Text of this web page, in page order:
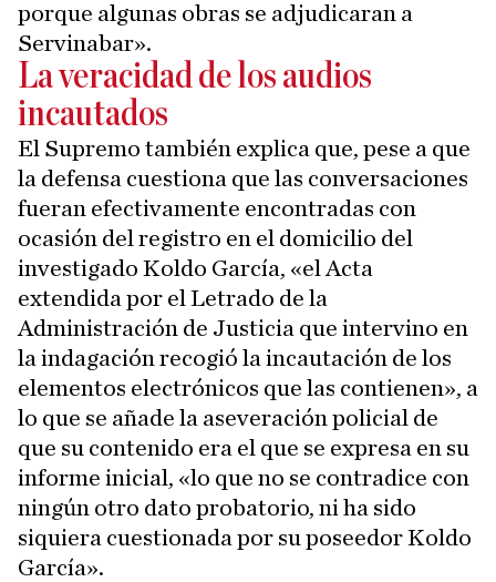
porque algunas obras se adjudicaran a
Servinabar».
La veracidad de los audios
incautados
El Supremo también explica que, pese a que
la defensa cuestiona que las conversaciones
fueran efectivamente encontradas con
ocasión del registro en el domicilio del
investigado Koldo García, «el Acta
extendida por el Letrado de la
Administración de Justicia que intervino en
la indagación recogió la incautación de los
elementos electrónicos que las contienen», a
lo que se añade la aseveración policial de
que su contenido era el que se expresa en su
informe inicial, «lo que no se contradice con
ningún otro dato probatorio, ni ha sido
siquiera cuestionada por su poseedor Koldo
García».